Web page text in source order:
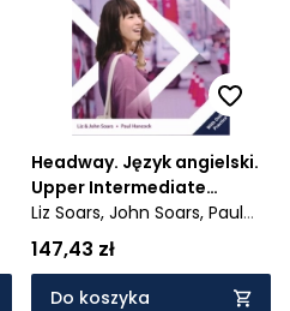
Headway. Język angielski.
Upper Intermediate
Student`s Book + online
practice. Podręcznik dla
liceum i technikum.
Wydanie 5
Liz Soars, John Soars, Paul
Hancock
147,43 zł
Do koszyka